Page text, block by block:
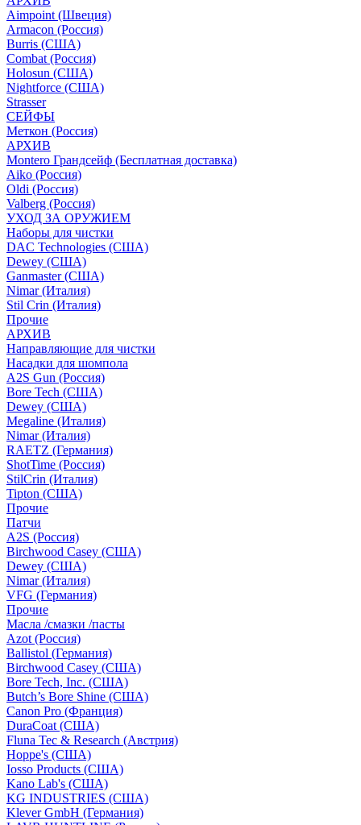
Aimpoint (Швеция)
Armacon (Россия)
Burris (США)
Combat (Россия)
Holosun (США)
Nightforce (США)
Strasser
СЕЙФЫ
Меткон (Россия)
АРХИВ
Montero Грандсейф (Бесплатная доставка)
Aiko (Россия)
Oldi (Россия)
Valberg (Россия)
УХОД ЗА ОРУЖИЕМ
Наборы для чистки
DAC Technologies (США)
Dewey (США)
Ganmaster (США)
Nimar (Италия)
Stil Crin (Италия)
Прочие
АРХИВ
Направляющие для чистки
Насадки для шомпола
A2S Gun (Россия)
Bore Tech (США)
Dewey (США)
Megaline (Италия)
Nimar (Италия)
RAETZ (Германия)
ShotTime (Россия)
StilCrin (Италия)
Tipton (США)
Прочие
Патчи
A2S (Россия)
Birchwood Casey (США)
Dewey (США)
Nimar (Италия)
VFG (Германия)
Прочие
Масла /смазки /пасты
Azot (Россия)
Ballistol (Германия)
Birchwood Casey (США)
Bore Tech, Inc. (США)
Butch’s Bore Shine (СШA)
Canon Pro (Франция)
DuraCoat (США)
Fluna Tec & Research (Австрия)
Hoppe's (США)
Iosso Products (США)
Kano Lab's (США)
KG INDUSTRIES (США)
Klever GmbH (Германия)